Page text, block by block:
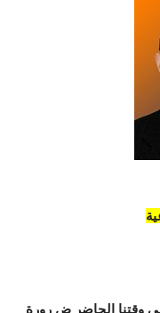
وقتنا الحاضر ض رورة